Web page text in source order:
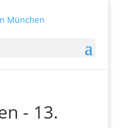
- 13.